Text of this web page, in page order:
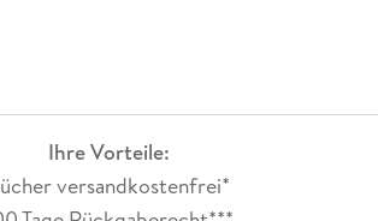
Ihre Vorteile:
versandkostenfrei*